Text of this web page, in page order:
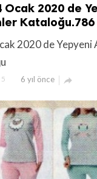
Ocak 2020 de
Kataloğu.786
2020 de
5 6 yıl önce 